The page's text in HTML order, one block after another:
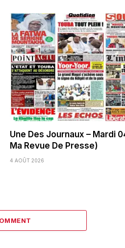
Une Des Journaux – Mardi
Ma Revue De Presse)
4 AOÛT 2026